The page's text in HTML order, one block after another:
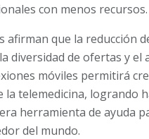
con menos recursos.
afirman que la reducción
diversidad de ofertas y el
móviles permitirá
la telemedicina, logrando
herramienta de ayuda
del mundo.